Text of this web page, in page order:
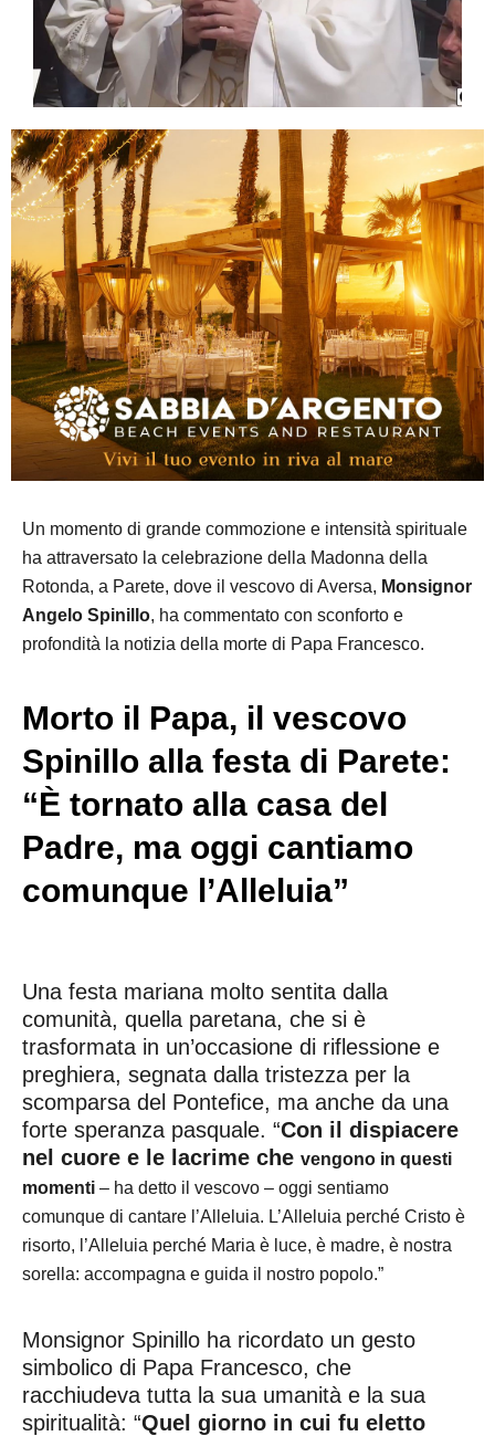
Un momento di grande commozione e intensità spirituale
ha attraversato la celebrazione della Madonna della
Rotonda, a Parete, dove il vescovo di Aversa, Monsignor
Angelo Spinillo, ha commentato con sconforto e
profondità la notizia della morte di Papa Francesco.
Morto il Papa, il vescovo
Spinillo alla festa di Parete:
“È tornato alla casa del
Padre, ma oggi cantiamo
comunque l’Alleluia”
Una festa mariana molto sentita dalla
comunità, quella paretana, che si è
trasformata in un’occasione di riflessione e
preghiera, segnata dalla tristezza per la
scomparsa del Pontefice, ma anche da una
forte speranza pasquale. “Con il dispiacere
nel cuore e le lacrime che vengono in questi
momenti – ha detto il vescovo – oggi sentiamo
comunque di cantare l’Alleluia. L’Alleluia perché Cristo è
risorto, l’Alleluia perché Maria è luce, è madre, è nostra
sorella: accompagna e guida il nostro popolo.”
Monsignor Spinillo ha ricordato un gesto
simbolico di Papa Francesco, che
racchiudeva tutta la sua umanità e la sua
spiritualità: “Quel giorno in cui fu eletto